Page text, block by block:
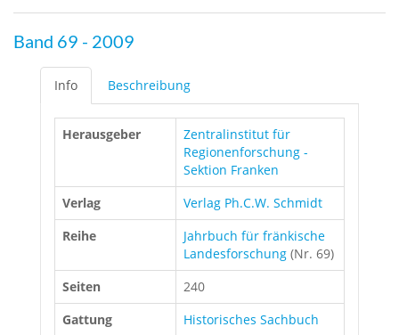
Band 69 - 2009
Info Beschreibung
Herausgeber
Zentralinstitut für
Regionenforschung -
Sektion Franken
Verlag
Verlag Ph.C.W. Schmidt
Reihe
Jahrbuch für fränkische
Landesforschung (Nr. 69)
Seiten
240
Gattung
Historisches Sachbuch